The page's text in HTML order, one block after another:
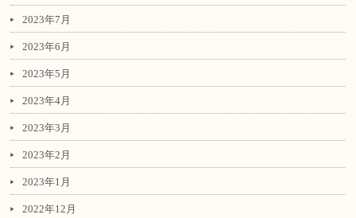
2023年7月
2023年6月
2023年5月
2023年4月
2023年3月
2023年2月
2023年1月
2022年12月